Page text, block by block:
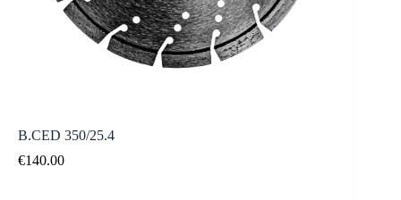
B.CED 350/25.4
€140.00